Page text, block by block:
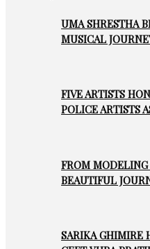
UMA SHRESTHA
MUSICAL
FIVE ARTISTS
POLICE ARTISTS
FROM MODELING
BEAUTIFUL
SARIKA GHIMIRE